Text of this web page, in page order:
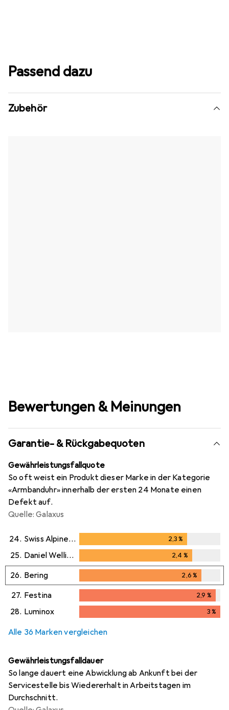
Passend dazu
Zubehör
Bewertungen & Meinungen
Garantie- & Rückgabequoten
Gewährleistungsfallquote
So oft weist ein Produkt dieser Marke in der Kategorie
«Armbanduhr» innerhalb der ersten 24 Monate einen
Defekt auf.
Quelle: Galaxus
24. Swiss Alpine Military 2,3%
25. Daniel Wellington 2,4 %
26. Bering 2,6%
2,6%
27. Festina 2,9 %
2,9%
28. Luminox 3%
Alle 36 Marken vergleichen
Gewährleistungsfalldauer
So lange dauert eine Abwicklung ab Ankunft bei der
Servicestelle bis Wiedererhalt in Arbeitstagen im
Durchschnitt.